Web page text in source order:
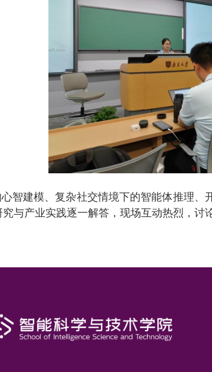
智建模、复杂社交情境下的智能体推理
与产业实践逐一解答，现场互动热烈，讨